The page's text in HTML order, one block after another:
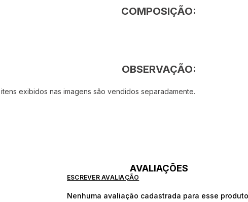
COMPOSIÇÃO:
OBSERVAÇÃO:
exibidos nas imagens são vendidos separadamente.
AVALIAÇÕES
ESCREVER AVALIAÇÃO
Nenhuma avaliação cadastrada para esse